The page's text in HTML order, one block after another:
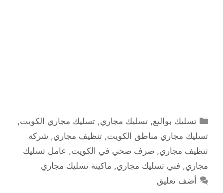
التصنيفات
تسليك بواليع,تسليك مجاري,تسليك مجاري الكويت,
تسليك مجاري مناطق الكويت, تنظيف مجاري, شركة
تنظيف مجاري, صرف صحي في الكويت, عامل تسليك
مجاري, فني تسليك مجاري, ماكينة تسليك مجاري
أضف تعليق